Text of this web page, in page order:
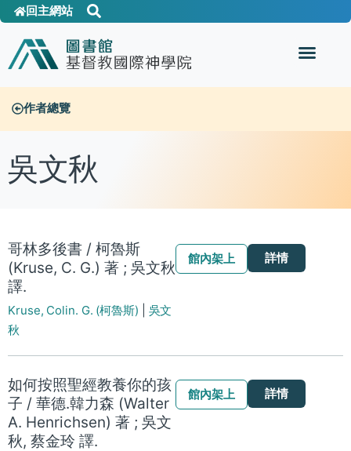
回主網站
作者總覽
吳文秋
哥林多後書 / 柯魯斯
(Kruse, C. G.) 著 ; 吳文秋
譯.
Kruse, Colin. G. (柯魯斯)
吳文
秋
館內架上 詳情
如何按照聖經教養你的孩
子 / 華德.韓力森 (Walter
A. Henrichsen) 著 ; 吳文
秋, 蔡金玲 譯.
館內架上 詳情